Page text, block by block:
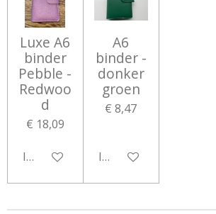
Luxe A6
binder
Pebble -
Redwoo
d
€ 18,09
In winkelwagen
A6
binder -
donker
groen
€ 8,47
In winkelwagen